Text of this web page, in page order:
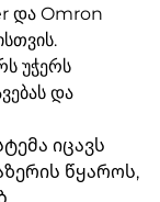
და Omron
უჭერს
და
იცავს
წყაროს,